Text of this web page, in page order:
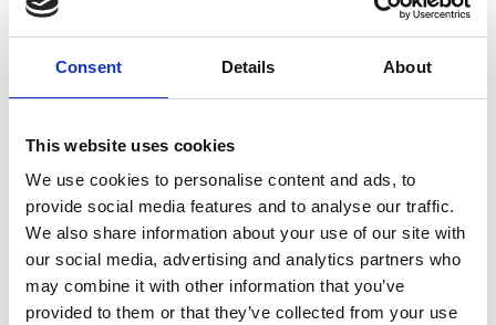
Consent Details About
This website uses cookies
We use cookies to personalise content and ads, to
provide social media features and to analyse our traffic.
We also share information about your use of our site with
our social media, advertising and analytics partners who
may combine it with other information that you’ve
provided to them or that they’ve collected from your use
Resultados:
Ao quarto tratamento a paciente esteve menstruada e
tensão mamária. Semana após semana os tratamentos
mais efeito e, ao 10º tratamento, a paciente dizia-se
‘’muito melhor’’
Na consulta de revisãoa paciente mostrou-se muito
mais tranquila e relaxada, notoriamente despreocupada
e confiante. A paciente, sem estar à espera, também nos
revelou que fizera análises clínicas recentemente e os